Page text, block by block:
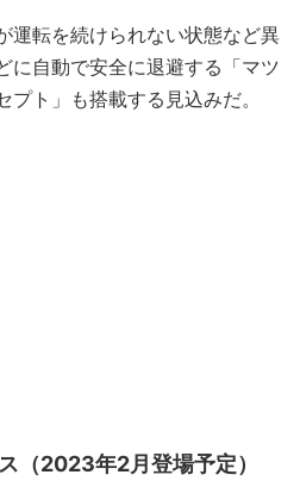
運転を続けられない状態など異
に自動で安全に退避する「マツ
ト」も搭載する見込みだ。
（2023年2月登場予定）